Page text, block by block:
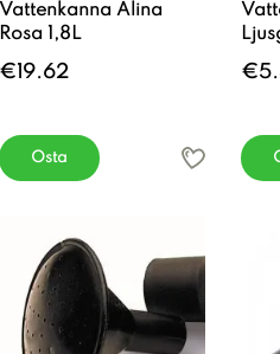
Vattenkanna Alina
Rosa 1,8L
€19.62
Osta